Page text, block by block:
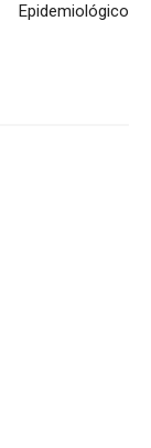
Epidemiológico